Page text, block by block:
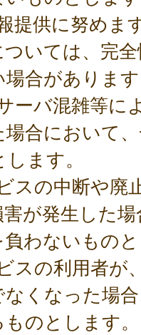
供に努めま
いては、完
合がありま
バ混雑等に
合において
ます。
の中断や廃
が発生した
わないもの
の利用者が
くなった場
のとします。